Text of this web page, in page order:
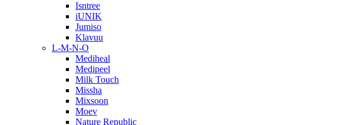
Isntree
iUNIK
Jumiso
Klavuu
L-M-N-O
Mediheal
Medipeel
Milk Touch
Missha
Mixsoon
Moev
Nature Republic